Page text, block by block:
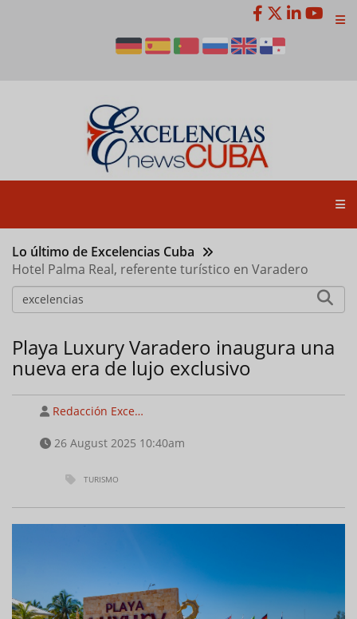
Lo último de Excelencias Cuba
Hotel Palma Real, referente turístico en Varadero
Playa Luxury Varadero inaugura una
nueva era de lujo exclusivo
Redacción Exce…
26 August 2025 10:40am
TURISMO